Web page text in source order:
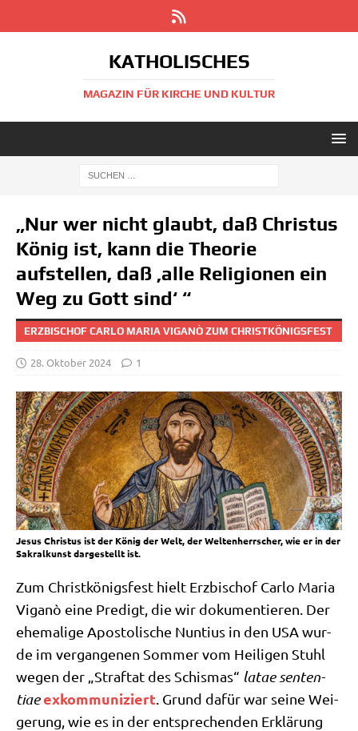
KATHOLISCHES
MAGAZIN FÜR KIRCHE UND KULTUR
„Nur wer nicht glaubt, daß Christus
König ist, kann die Theorie
aufstellen, daß ‚alle Religionen ein
Weg zu Gott sind‘ “
ERZBISCHOF CARLO MARIA VIGANÒ ZUM CHRISTKÖNIGSFEST
28. Oktober 2024 1
Jesus Christus ist der König der Welt, der Weltenherrscher, wie er in der
Sakralkunst dargestellt ist.
Zum Christ­kö­nigs­fest hielt Erz­bi­schof Car­lo Maria
Viganò eine Pre­digt, die wir doku­men­tie­ren. Der
ehe­ma­li­ge Apo­sto­li­sche Nun­ti­us in den USA wur­
de im ver­gan­ge­nen Som­mer vom Hei­li­gen Stuhl
wegen der „Straf­tat des Schis­mas“ latae sen­ten­
tiaeexkom­mu­ni­ziert. Grund dafür war sei­ne Wei­
ge­rung, wie es in der ent­spre­chen­den Erklä­rung